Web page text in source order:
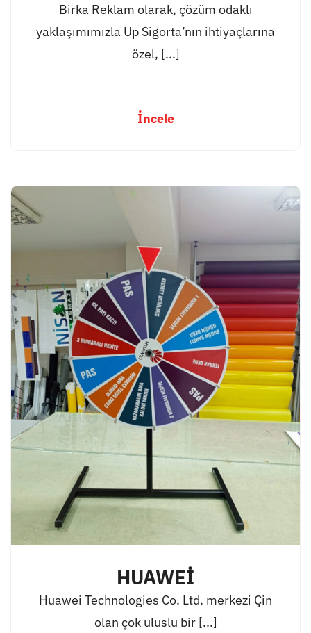
Birka Reklam olarak, çözüm odaklı
yaklaşımımızla Up Sigorta’nın ihtiyaçlarına
özel, [...]
İncele
HUAWEİ
Huawei Technologies Co. Ltd. merkezi Çin
olan çok uluslu bir [...]